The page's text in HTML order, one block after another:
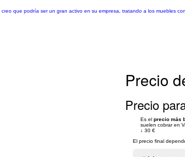
que podría ser un gran activo en su empresa, tratando a los muebles
Precio
Precio
Es el precio más
suelen cobrar en
↓ 30 €
El precio final